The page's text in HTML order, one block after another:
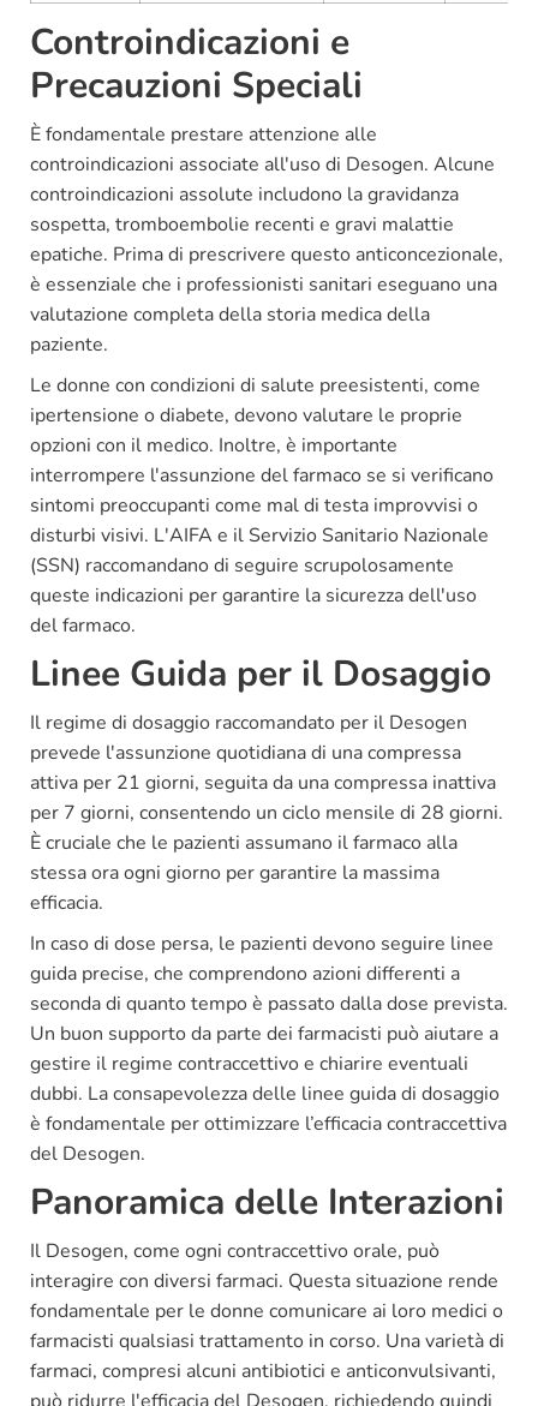
Controindicazioni e
Precauzioni Speciali
È fondamentale prestare attenzione alle
controindicazioni associate all'uso di Desogen. Alcune
controindicazioni assolute includono la gravidanza
sospetta, tromboembolie recenti e gravi malattie
epatiche. Prima di prescrivere questo anticoncezionale,
è essenziale che i professionisti sanitari eseguano una
valutazione completa della storia medica della
paziente.
Le donne con condizioni di salute preesistenti, come
ipertensione o diabete, devono valutare le proprie
opzioni con il medico. Inoltre, è importante
interrompere l'assunzione del farmaco se si verificano
sintomi preoccupanti come mal di testa improvvisi o
disturbi visivi. L'AIFA e il Servizio Sanitario Nazionale
(SSN) raccomandano di seguire scrupolosamente
queste indicazioni per garantire la sicurezza dell'uso
del farmaco.
Linee Guida per il Dosaggio
Il regime di dosaggio raccomandato per il Desogen
prevede l'assunzione quotidiana di una compressa
attiva per 21 giorni, seguita da una compressa inattiva
per 7 giorni, consentendo un ciclo mensile di 28 giorni.
È cruciale che le pazienti assumano il farmaco alla
stessa ora ogni giorno per garantire la massima
efficacia.
In caso di dose persa, le pazienti devono seguire linee
guida precise, che comprendono azioni differenti a
seconda di quanto tempo è passato dalla dose prevista.
Un buon supporto da parte dei farmacisti può aiutare a
gestire il regime contraccettivo e chiarire eventuali
dubbi. La consapevolezza delle linee guida di dosaggio
è fondamentale per ottimizzare l’efficacia contraccettiva
del Desogen.
Panoramica delle Interazioni
Il Desogen, come ogni contraccettivo orale, può
interagire con diversi farmaci. Questa situazione rende
fondamentale per le donne comunicare ai loro medici o
farmacisti qualsiasi trattamento in corso. Una varietà di
farmaci, compresi alcuni antibiotici e anticonvulsivanti,